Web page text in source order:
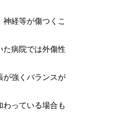
経等が傷つくこ
病院では外傷性
が強くバランスが
っている場合も